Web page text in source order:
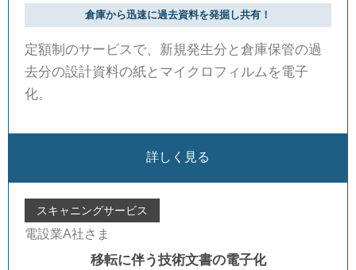
倉庫から迅速に過去資料を発掘し共有！
定額制のサービスで、新規発生分と倉庫保管の過
去分の設計資料の紙とマイクロフィルムを電子
化。
詳しく見る
スキャニングサービス
電設業A社さま
移転に伴う技術文書の電子化